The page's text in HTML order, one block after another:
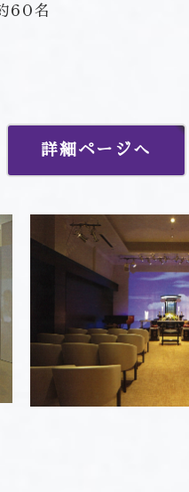
60名
詳細ページへ